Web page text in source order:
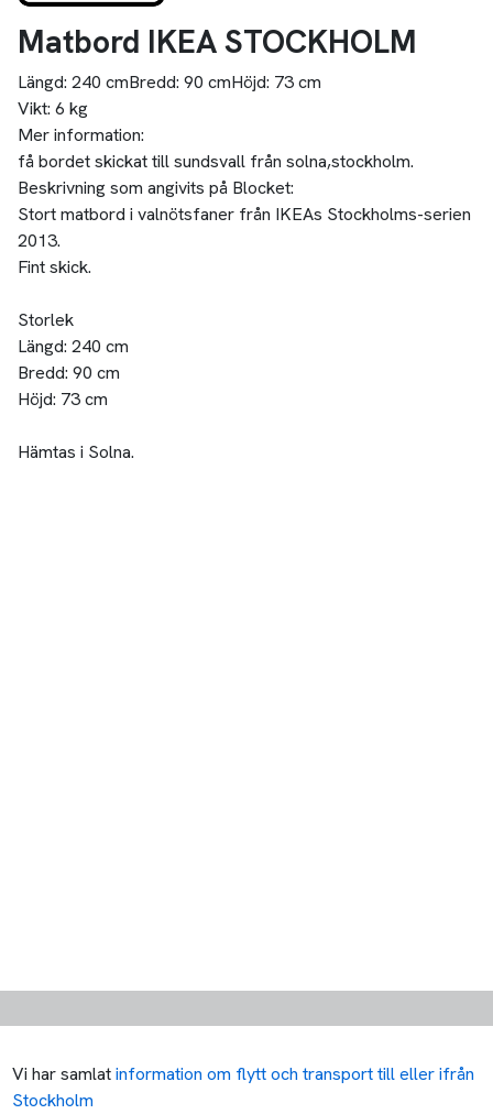
Matbord IKEA STOCKHOLM
Längd: 240 cmBredd: 90 cmHöjd: 73 cm
Vikt: 6 kg
Mer information:
få bordet skickat till sundsvall från solna,stockholm.
Beskrivning som angivits på Blocket:
Stort matbord i valnötsfaner från IKEAs Stockholms-serien
2013.
Fint skick.
Storlek
Längd: 240 cm
Bredd: 90 cm
Höjd: 73 cm
Hämtas i Solna.
Vi har samlatinformation om flytt och transport till eller ifrån
Stockholm